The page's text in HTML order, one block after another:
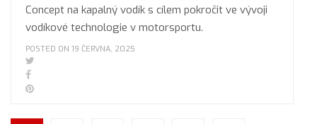
Concept na kapalný vodík s cílem pokročit ve vývoji
vodíkové technologie v motorsportu.
POSTED ON 19 ČERVNA, 2025